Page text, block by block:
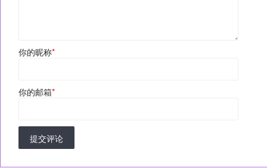
你的昵称*
你的邮箱*
提交评论